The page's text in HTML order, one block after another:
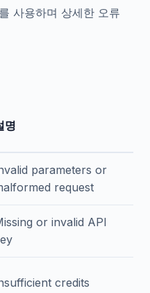
사용하며 상세한 오류
명
parameters or
request
or invalid API
credits